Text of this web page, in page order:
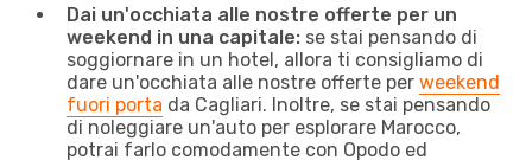
Dai un'occhiata alle nostre offerte per un
weekend in una capitale: se stai pensando di
soggiornare in un hotel, allora ti consigliamo di
dare un'occhiata alle nostre offerte per weekend
fuori porta da Cagliari. Inoltre, se stai pensando
di noleggiare un'auto per esplorare Marocco,
potrai farlo comodamente con Opodo ed